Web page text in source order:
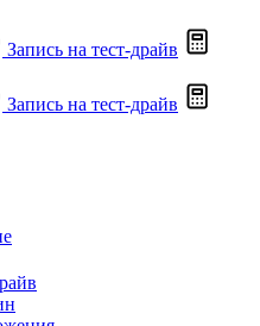
Запись на тест-драйв
Запись на тест-драйв